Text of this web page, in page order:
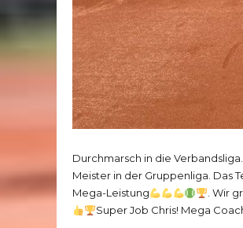
Durchmarsch in die
Meister in der Gruppenliga. Das
Mega-Leistung
. Wir
Super Job Chris! Mega